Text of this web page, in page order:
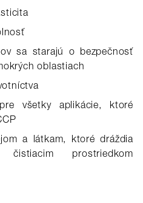
sa starajú o bezpečnosť
oblastiach
všetky aplikácie, ktoré
a látkam, ktoré dráždia
prostriedkom